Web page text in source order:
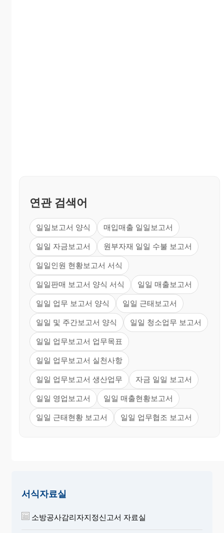
연관 검색어
일일보고서 양식 매입매출 일일보고서
일일 자금보고서 원부자재 일일 수불 보고서
일일인원 현황보고서 서식
일일판매 보고서 양식 서식 일일 매출보고서
일일 업무 보고서 양식 일일 근태보고서
일일 및 주간보고서 양식 일일 청소업무 보고서
일일 업무보고서 업무목표
일일 업무보고서 실천사항
일일 업무보고서 생산업무 자금 일일 보고서
일일 영업보고서 일일 매출현황보고서
일일 근태현황 보고서 일일 업무협조 보고서
서식자료실
소방공사감리자지정신고서 자료실